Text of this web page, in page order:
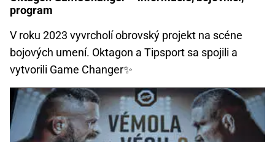
program
V roku 2023 vyvrcholí obrovský projekt na scéne
bojových umení. Oktagon a Tipsport sa spojili a
vytvorili Game Changer✨